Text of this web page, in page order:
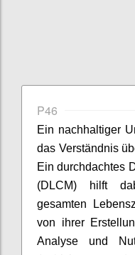
P46
Ein nachhaltiger
das Verständnis
Ein durchdachtes
(DLCM) hilft
gesamten
von ihrer
Analyse und